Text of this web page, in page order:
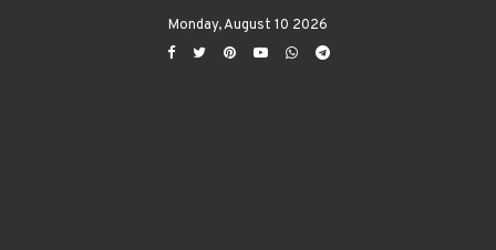
Monday, August 10 2026